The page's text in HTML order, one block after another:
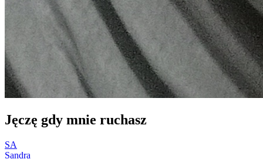
Jęczę gdy mnie ruchasz
SA
Sandra